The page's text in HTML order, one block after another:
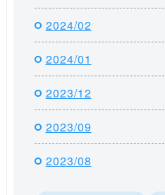
2024/02
2024/01
2023/12
2023/09
2023/08